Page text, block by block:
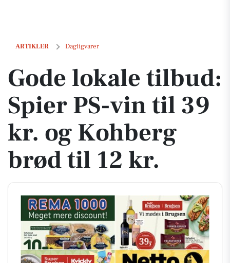
ARTIKLER Dagligvarer
Gode lokale tilbud: Spier PS-vin til 39 kr. og Kohberg brød til 12 kr.
Gode lokale tilbud:
Spier PS-vin til 39
kr. og Kohberg
brød til 12 kr.